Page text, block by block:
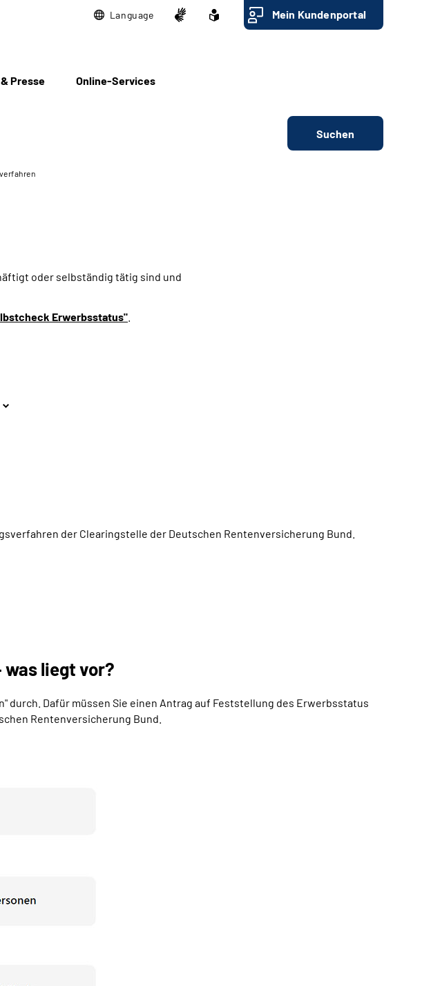
Language Mein Kundenportal
Presse Online-Services
Suchen
oder selbständig tätig sind und
Erwerbsstatus"
der Clearingstelle der Deutschen Rentenversicherung Bund.
liegt vor?
Dafür müssen Sie einen Antrag auf Feststellung des Erwerbsstatus
Rentenversicherung Bund.